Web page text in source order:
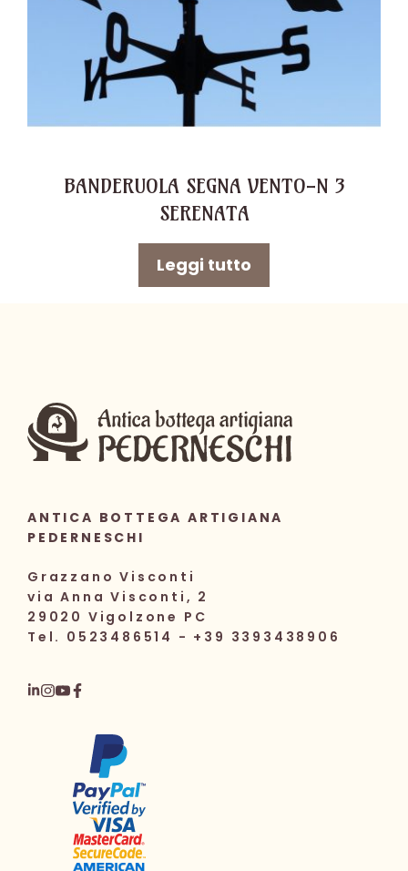
BANDERUOLA SEGNA VENTO-N 3
SERENATA
Leggi tutto
ANTICA BOTTEGA ARTIGIANA
PEDERNESCHI
Grazzano Visconti
via Anna Visconti, 2
29020 Vigolzone PC
Tel. 0523486514 - +39 3393438906